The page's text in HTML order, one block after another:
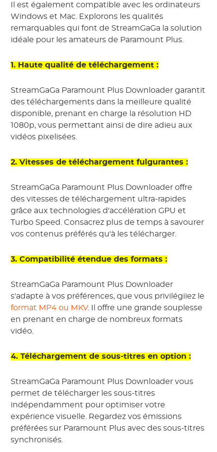
Il est également compatible avec les ordinateurs
Windows et Mac. Explorons les qualités
remarquables qui font de StreamGaGa la solution
idéale pour les amateurs de Paramount Plus.
1. Haute qualité de téléchargement :
StreamGaGa Paramount Plus Downloader garantit
des téléchargements dans la meilleure qualité
disponible, prenant en charge la résolution HD
1080p, vous permettant ainsi de dire adieu aux
vidéos pixelisées.
2. Vitesses de téléchargement fulgurantes :
StreamGaGa Paramount Plus Downloader offre
des vitesses de téléchargement ultra-rapides
grâce aux technologies d'accélération GPU et
Turbo Speed. Consacrez plus de temps à savourer
vos contenus préférés qu'à les télécharger.
3. Compatibilité étendue des formats :
StreamGaGa Paramount Plus Downloader
s'adapte à vos préférences, que vous privilégiiez le
format MP4 ou MKV. Il offre une grande souplesse
en prenant en charge de nombreux formats
vidéo.
4. Téléchargement de sous-titres en option :
StreamGaGa Paramount Plus Downloader vous
permet de télécharger les sous-titres
indépendamment pour optimiser votre
expérience visuelle. Regardez vos émissions
préférées sur Paramount Plus avec des sous-titres
synchronisés.